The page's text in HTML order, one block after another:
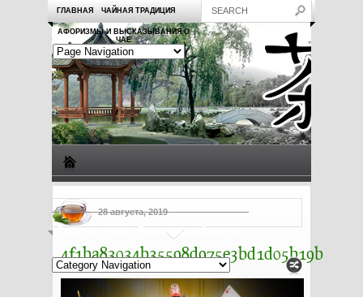
ГЛАВНАЯ ЧАЙНАЯ ТРАДИЦИЯ
АФОРИЗМЫ И ВЫСКАЗЫВАНИЯ О
ЧАЕ
Рецепты с чаем Полезные свойства чая
28 августа, 2019
4f1ba83034b35598d975e3bd1d05b19b